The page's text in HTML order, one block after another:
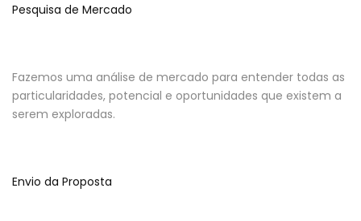
Pesquisa de Mercado
Fazemos uma análise de mercado para entender todas as
particularidades, potencial e oportunidades que existem a
serem exploradas.
Envio da Proposta